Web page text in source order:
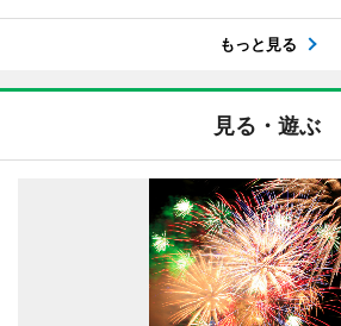
もっと見る
見る・遊ぶ